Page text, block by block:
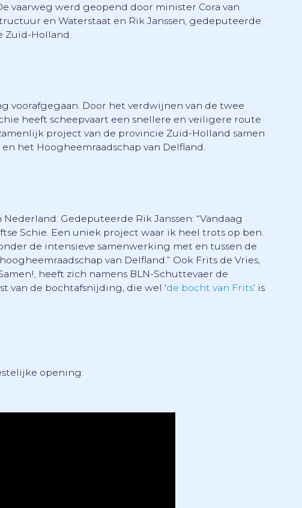
vaarweg werd geopend door minister Cora van
en Waterstaat en Rik Janssen, gedeputeerde
Zuid-Holland.
voorafgegaan. Door het verdwijnen van de twee
heeft scheepvaart een snellere en veiligere route
project van de provincie Zuid-Holland samen
het Hoogheemraadschap van Delfland.
Gedeputeerde Rik Janssen: “Vandaag
Schie. Een uniek project waar ik heel trots op ben.
de intensieve samenwerking met en tussen de
van Delfland.” Ook Frits de Vries,
heeft zich namens BLN-Schuttevaer de
van de bochtafsnijding, die wel ‘de bocht van Frits’ is
opening: